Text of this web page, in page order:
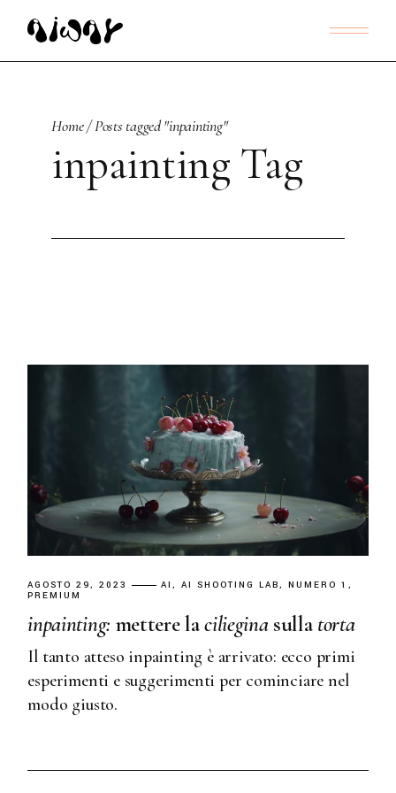
content
Home Posts tagged "inpainting"
inpainting Tag
AGOSTO 29, 2023 AI AI SHOOTING LAB
NUMERO 1
PREMIUM
inpainting: mettere lacilieginasullatorta
Il tanto atteso inpainting è arrivato: ecco primi
esperimenti e suggerimenti per cominciare nel
modo giusto.